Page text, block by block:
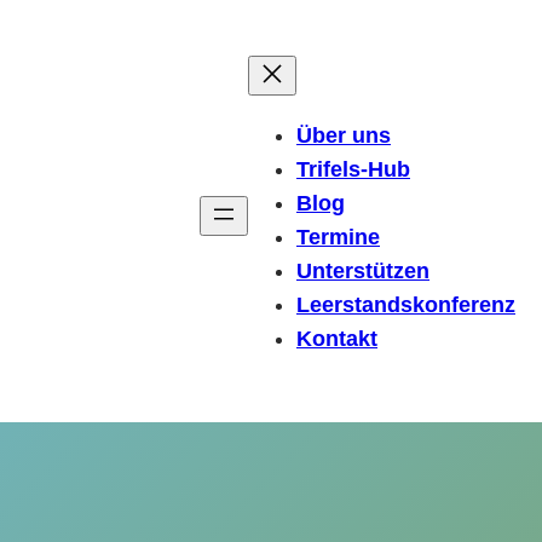
Über uns
Trifels-Hub
Blog
Termine
Unterstützen
Leerstandskonferenz
Kontakt